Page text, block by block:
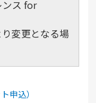
ス for
変更となる場
申込）